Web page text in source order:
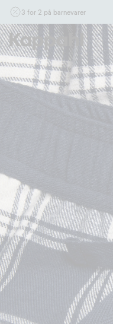
3 for 2 på barnevarer
Ikke Newbie. Gjelder når du
17/8 i butikk & online for deg
andre tilbud eller rabatter.